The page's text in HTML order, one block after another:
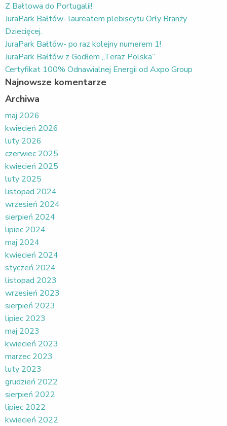
Z Bałtowa do Portugalii!
JuraPark Bałtów- laureatem plebiscytu Orły Branży
Dziecięcej.
JuraPark Bałtów- po raz kolejny numerem 1!
JuraPark Bałtów z Godłem „Teraz Polska”
Certyfikat 100% Odnawialnej Energii od Axpo Group
Najnowsze komentarze
Archiwa
maj 2026
kwiecień 2026
luty 2026
czerwiec 2025
kwiecień 2025
luty 2025
listopad 2024
wrzesień 2024
sierpień 2024
lipiec 2024
maj 2024
kwiecień 2024
styczeń 2024
listopad 2023
wrzesień 2023
sierpień 2023
lipiec 2023
maj 2023
kwiecień 2023
marzec 2023
luty 2023
grudzień 2022
sierpień 2022
lipiec 2022
kwiecień 2022